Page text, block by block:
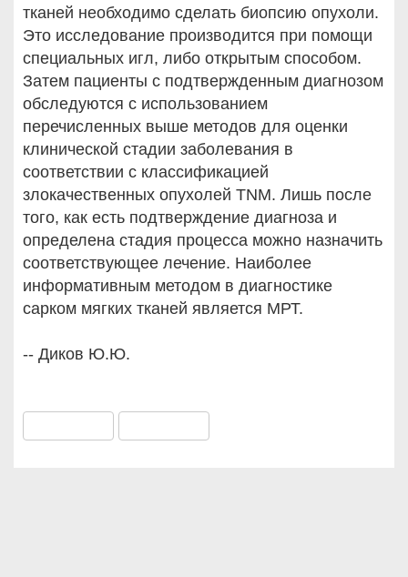
тканей необходимо сделать биопсию опухоли.
Это исследование производится при помощи
специальных игл, либо открытым способом.
Затем пациенты с подтвержденным диагнозом
обследуются с использованием
перечисленных выше методов для оценки
клинической стадии заболевания в
соответствии с классификацией
злокачественных опухолей TNM. Лишь после
того, как есть подтверждение диагноза и
определена стадия процесса можно назначить
соответствующее лечение. Наиболее
информативным методом в диагностике
сарком мягких тканей является МРТ.
-- Диков Ю.Ю.